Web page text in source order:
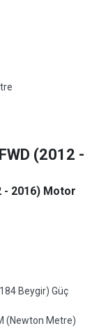
(2012 -
- 2016) Motor
Beygir) Güç
(Newton Metre)